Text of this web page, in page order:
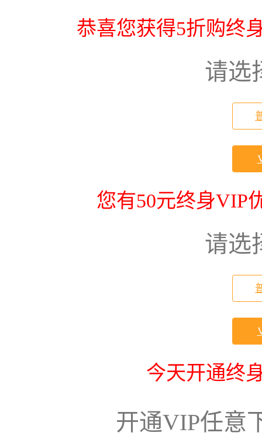
恭喜您获得5折购终
请选
您有50元终身VIP
请选
今天开通终
开通VIP任意